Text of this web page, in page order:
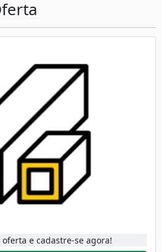
e cadastre-se agora!